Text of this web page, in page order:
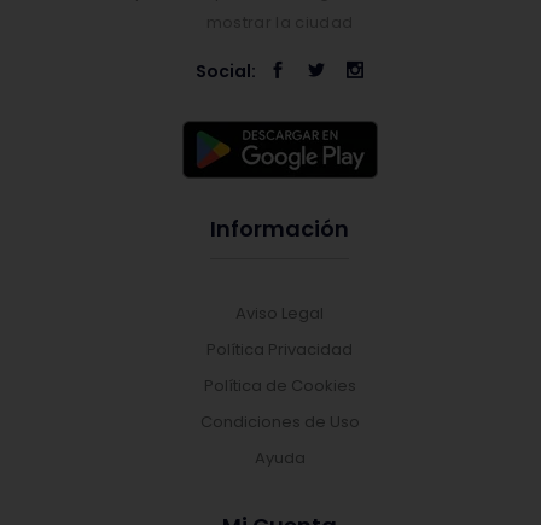
Social:
Información
Aviso Legal
Política Privacidad
Política de Cookies
Condiciones de Uso
Ayuda